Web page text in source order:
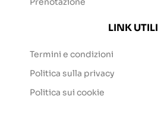
LINK UTILI
Termini e condizioni
Politica sulla privacy
Politica sui cookie